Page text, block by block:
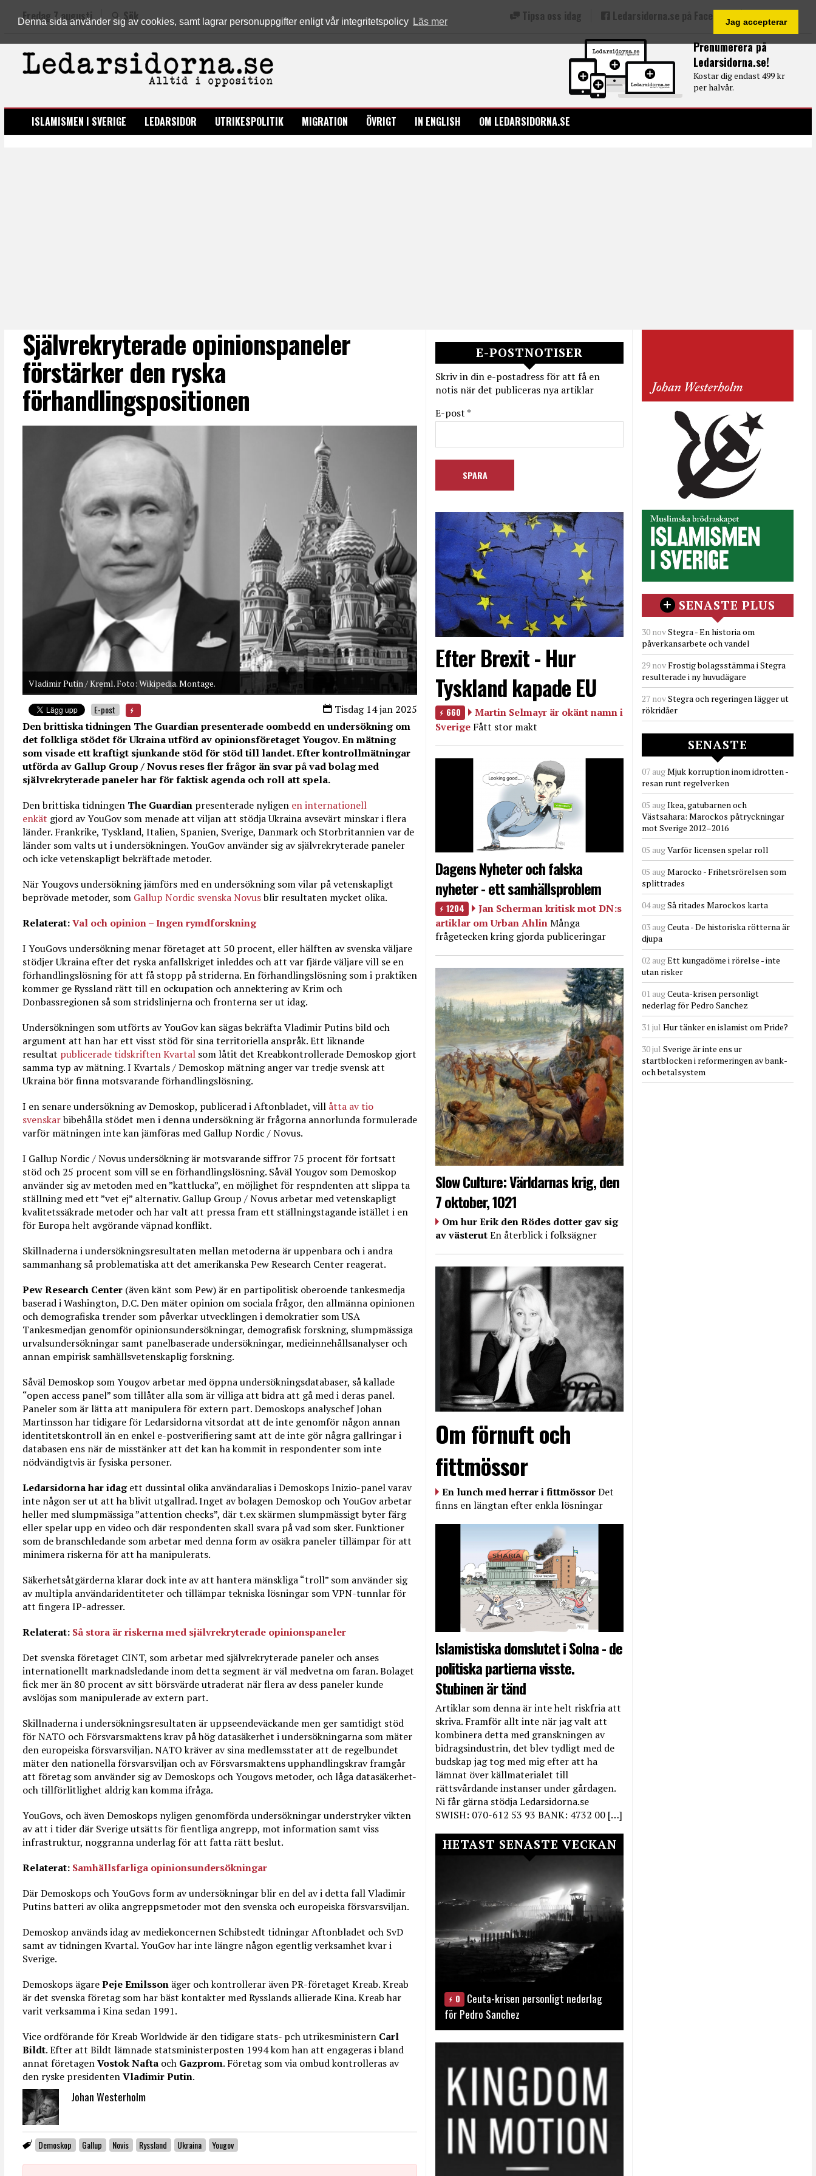
Denna sida använder sig av cookies, samt lagrar personuppgifter enligt vår integritetspolicy Läs mer Jag accepterar
Prenumerera på
Ledarsidorna.se!
Kostar dig endast 499 kr
per halvår.
Fredag 7 augusti Sök Tipsa oss idag Ledarsidorna.se på Facebook
LEDARSIDORNA.SE
ISLAMISMEN I SVERIGE LEDARSIDOR UTRIKESPOLITIK MIGRATION ÖVRIGT IN ENGLISH OM LEDARSIDORNA.SE
Självrekryterade opinionspaneler
förstärker den ryska
förhandlingspositionen
Vladimir Putin / Kreml. Foto: Wikipedia. Montage.
Tisdag 14 jan 2025
E-post
Den brittiska tidningen The Guardian presenterade oombedd en undersökning om
det folkliga stödet för Ukraina utförd av opinionsföretaget Yougov. En mätning
som visade ett kraftigt sjunkande stöd för stöd till landet. Efter kontrollmätningar
utförda av Gallup Group / Novus reses fler frågor än svar på vad bolag med
självrekryterade paneler har för faktisk agenda och roll att spela.
Den brittiska tidningen The Guardian presenterade nyligen en internationell
enkät gjord av YouGov som menade att viljan att stödja Ukraina avsevärt minskar i flera
länder. Frankrike, Tyskland, Italien, Spanien, Sverige, Danmark och Storbritannien var de
länder som valts ut i undersökningen. YouGov använder sig av självrekryterade paneler
och icke vetenskapligt bekräftade metoder.
När Yougovs undersökning jämförs med en undersökning som vilar på vetenskapligt
beprövade metoder, som Gallup Nordic svenska Novusblir resultaten mycket olika.
Relaterat:Val och opinion – Ingen rymdforskning
I YouGovs undersökning menar företaget att 50 procent, eller hälften av svenska väljare
stödjer Ukraina efter det ryska anfallskriget inleddes och att var fjärde väljare vill se en
förhandlingslösning för att få stopp på striderna. En förhandlingslösning som i praktiken
kommer ge Ryssland rätt till en ockupation och annektering av Krim och
Donbassregionen så som stridslinjerna och fronterna ser ut idag.
Undersökningen som utförts av YouGov kan sägas bekräfta Vladimir Putins bild och
argument att han har ett visst stöd för sina territoriella anspråk. Ett liknande
resultat publicerade tidskriften Kvartal som låtit det Kreabkontrollerade Demoskop gjort
samma typ av mätning. I Kvartals / Demoskop mätning anger var tredje svensk att
Ukraina bör finna motsvarande förhandlingslösning.
I en senare undersökning av Demoskop, publicerad i Aftonbladet, vill åtta av tio
svenskarbibehålla stödet men i denna undersökning är frågorna annorlunda formulerade
varför mätningen inte kan jämföras med Gallup Nordic / Novus.
I Gallup Nordic / Novus undersökning är motsvarande siffror 75 procent för fortsatt
stöd och 25 procent som vill se en förhandlingslösning. Såväl Yougov som Demoskop
använder sig av metoden med en ”kattlucka”, en möjlighet för respndenten att slippa ta
ställning med ett ”vet ej” alternativ. Gallup Group / Novus arbetar med vetenskapligt
kvalitetssäkrade metoder och har valt att pressa fram ett ställningstagande istället i en
för Europa helt avgörande väpnad konflikt.
Skillnaderna i undersökningsresultaten mellan metoderna är uppenbara och i andra
sammanhang så problematiska att det amerikanska Pew Research Center reagerat.
Pew Research Center (även känt som Pew) är en partipolitisk oberoende tankesmedja
baserad i Washington, D.C. Den mäter opinion om sociala frågor, den allmänna opinionen
och demografiska trender som påverkar utvecklingen i demokratier som USA
Tankesmedjan genomför opinionsundersökningar, demografisk forskning, slumpmässiga
urvalsundersökningar samt panelbaserade undersökningar, medieinnehållsanalyser och
annan empirisk samhällsvetenskaplig forskning.
Såväl Demoskop som Yougov arbetar med öppna undersökningsdatabaser, så kallade
“open access panel” som tillåter alla som är villiga att bidra att gå med i deras panel.
Paneler som är lätta att manipulera för extern part. Demoskops analyschef Johan
Martinsson har tidigare för Ledarsidorna vitsordat att de inte genomför någon annan
identitetskontroll än en enkel e-postverifiering samt att de inte gör några gallringar i
databasen ens när de misstänker att det kan ha kommit in respondenter som inte
nödvändigtvis är fysiska personer.
Ledarsidorna har idagett dussintal olika användaralias i Demoskops Inizio-panel varav
inte någon ser ut att ha blivit utgallrad. Inget av bolagen Demoskop och YouGov arbetar
heller med slumpmässiga ”attention checks”, där t.ex skärmen slumpmässigt byter färg
eller spelar upp en video och där respondenten skall svara på vad som sker. Funktioner
som de branschledande som arbetar med denna form av osäkra paneler tillämpar för att
minimera riskerna för att ha manipulerats.
Säkerhetsåtgärderna klarar dock inte av att hantera mänskliga “troll” som använder sig
av multipla användaridentiteter och tillämpar tekniska lösningar som VPN-tunnlar för
att fingera IP-adresser.
Relaterat: Så stora är riskerna med självrekryterade opinionspaneler
Det svenska företaget CINT, som arbetar med självrekryterade paneler och anses
internationellt marknadsledande inom detta segment är väl medvetna om faran. Bolaget
fick mer än 80 procent av sitt börsvärde utraderat när flera av dess paneler kunde
avslöjas som manipulerade av extern part.
Skillnaderna i undersökningsresultaten är uppseendeväckande men ger samtidigt stöd
för NATO och Försvarsmaktens krav på hög datasäkerhet i undersökningarna som mäter
den europeiska försvarsviljan. NATO kräver av sina medlemsstater att de regelbundet
mäter den nationella försvarsviljan och av Försvarsmaktens upphandlingskrav framgår
att företag som använder sig av Demoskops och Yougovs metoder, och låga datasäkerhet-
och tillförlitlighet aldrig kan komma ifråga.
YouGovs, och även Demoskops nyligen genomförda undersökningar understryker vikten
av att i tider där Sverige utsätts för fientliga angrepp, mot information samt viss
infrastruktur, noggranna underlag för att fatta rätt beslut.
Relaterat: Samhällsfarliga opinionsundersökningar
Där Demoskops och YouGovs form av undersökningar blir en del av i detta fall Vladimir
Putins batteri av olika angreppsmetoder mot den svenska och europeiska försvarsviljan.
Demoskop används idag av mediekoncernen Schibstedt tidningar Aftonbladet och SvD
samt av tidningen Kvartal. YouGov har inte längre någon egentlig verksamhet kvar i
Sverige.
Demoskops ägarePeje Emilsson äger och kontrollerar även PR-företaget Kreab. Kreab
är det svenska företag som har bäst kontakter med Rysslands allierade Kina. Kreab har
varit verksamma i Kina sedan 1991.
Vice ordförande för Kreab Worldwide är den tidigare stats- pch utrikesministern Carl
Bildt. Efter att Bildt lämnade statsministerposten 1994 kom han att engageras i bland
annat företagenVostok Nafta och Gazprom. Företag som via ombud kontrolleras av
den ryske presidentenVladimir Putin.
Johan Westerholm
Demoskop Gallup Novis Ryssland Ukraina Yougov
E-POSTNOTISER
Skriv in din e-postadress för att få en
notis när det publiceras nya artiklar
E-post *
Efter Brexit - Hur
Tyskland kapade EU
660
Martin Selmayr är okänt namn i
Sverige Fått stor makt
Dagens Nyheter och falska
nyheter - ett samhällsproblem
1204
Jan Scherman kritisk mot DN:s
artiklar om Urban AhlinMånga
frågetecken kring gjorda publiceringar
Slow Culture: Världarnas krig, den
7 oktober, 1021
Om hur Erik den Rödes dotter gav sig
av västerutEn återblick i folksägner
Om förnuft och
fittmössor
En lunch med herrar i fittmössorDet
finns en längtan efter enkla lösningar
Islamistiska domslutet i Solna - de
politiska partierna visste.
Stubinen är tänd
Artiklar som denna är inte helt riskfria att
skriva. Framför allt inte när jag valt att
kombinera detta med granskningen av
bidragsindustrin, det blev tydligt med de
budskap jag tog med mig efter att ha
lämnat över källmaterialet till
rättsvårdande instanser under gårdagen.
Ni får gärna stödja Ledarsidorna.se
SWISH: 070-612 53 93 BANK: 4732 00 […]
HETAST SENASTE VECKAN
0
Ceuta-krisen personligt nederlag
för Pedro Sanchez
SENASTE PLUS
30 novStegra - En historia om
påverkansarbete och vandel
29 novFrostig bolagsstämma i Stegra
resulterade i ny huvudägare
27 novStegra och regeringen lägger ut
rökridåer
SENASTE
07 augMjuk korruption inom idrotten -
resan runt regelverken
05 augIkea, gatubarnen och
Västsahara: Marockos påtryckningar
mot Sverige 2012–2016
05 augVarför licensen spelar roll
05 augMarocko - Frihetsrörelsen som
splittrades
04 augSå ritades Marockos karta
03 augCeuta - De historiska rötterna är
djupa
02 augEtt kungadöme i rörelse - inte
utan risker
01 augCeuta-krisen personligt
nederlag för Pedro Sanchez
31 jul Hur tänker en islamist om Pride?
30 jul Sverige är inte ens ur
startblocken i reformeringen av bank-
och betalsystem